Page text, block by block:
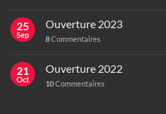
25
Sep
Ouverture 2023
8Commentaires
21
Oct
Ouverture 2022
10Commentaires